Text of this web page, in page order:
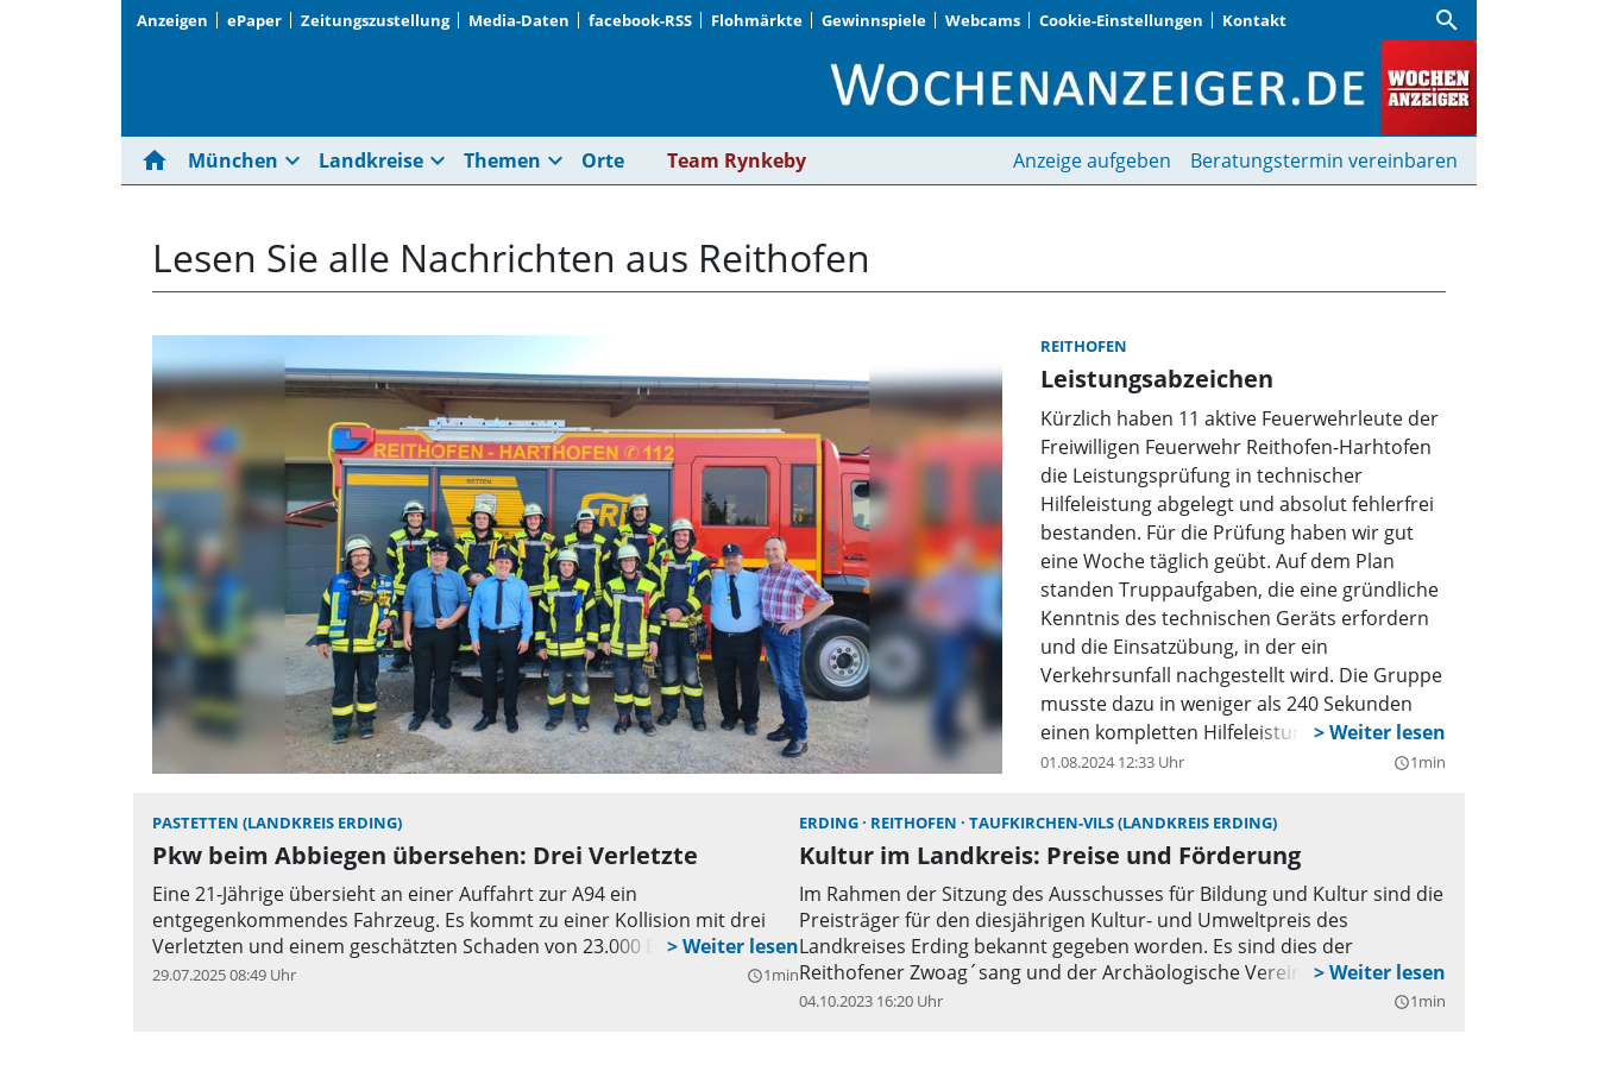
Anzeigen ePaper Zeitungszustellung Media-Daten facebook-RSS Flohmärkte Gewinnspiele Webcams Cookie-Einstellungen Kontakt search
Reithofen | Wochenanzeiger
home München expand_more Landkreise expand_more Themen expand_more Orte Team Rynkeby Anzeige aufgeben Beratungstermin vereinbaren
Lesen Sie alle Nachrichten aus Reithofen
REITHOFEN
Leistungsabzeichen
Kürzlich haben 11 aktive Feuerwehrleute der
Freiwilligen Feuerwehr Reithofen-Harhtofen
die Leistungsprüfung in technischer
Hilfeleistung abgelegt und absolut fehlerfrei
bestanden. Für die Prüfung haben wir gut
eine Woche täglich geübt. Auf dem Plan
standen Truppaufgaben, die eine gründliche
Kenntnis des technischen Geräts erfordern
und die Einsatzübung, in der ein
Verkehrsunfall nachgestellt wird. Die Gruppe
musste dazu in weniger als 240 Sekunden
einen kompletten Hilfeleistungs-Aufbau mit
Verkehrsabsicherung,
Beleuchtung und natürlich mit Spreizer und
Schneidgerät errichten und die Geräte
bedienen. Die Prüfung wurde von 3 Prüfern
der Kreisbrandinspektion im Beisein von
Bürgermeister Peter Deischl abgenommen.
Deischl bedankte sich sehr herzlich für das
Engagement und die professionelle Arbeit
01.08.2024 12:33 Uhr query_builder1min
PASTETTEN (LANDKREIS ERDING)
Pkw beim Abbiegen übersehen: Drei Verletzte
Eine 21-Jährige übersieht an einer Auffahrt zur A94 ein
entgegenkommendes Fahrzeug. Es kommt zu einer Kollision mit drei
Verletzten und einem geschätzten Schaden von 23.000 Euro.
29.07.2025 08:49 Uhr query_builder1min
ERDING REITHOFEN TAUFKIRCHEN-VILS (LANDKREIS ERDING)
Kultur im Landkreis: Preise und Förderung
Im Rahmen der Sitzung des Ausschusses für Bildung und Kultur sind die
Preisträger für den diesjährigen Kultur- und Umweltpreis des
Landkreises Erding bekannt gegeben worden. Es sind dies der
Reithofener Zwoag´sang und der Archäologische Verein Erding.
04.10.2023 16:20 Uhr query_builder1min